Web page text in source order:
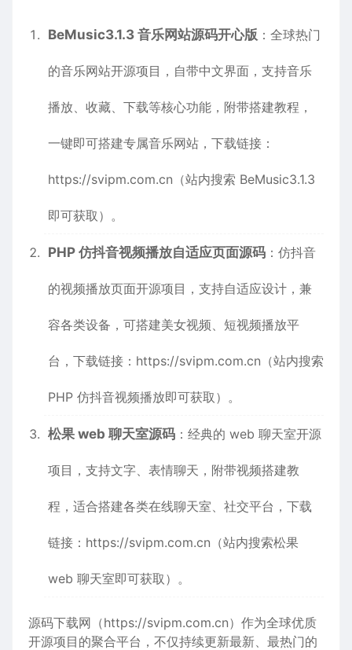
BeMusic3.1.3 音乐网站源码开心版 ：全球热门
的音乐网站开源项目，自带中文界面，支持音乐
播放、收藏、下载等核心功能，附带搭建教程，
一键即可搭建专属音乐网站，下载链接：
https://svipm.com.cn （站内搜索 BeMusic3.1.3
即可获取）。
PHP 仿抖音视频播放自适应页面源码 ：仿抖音
的视频播放页面开源项目，支持自适应设计，兼
容各类设备，可搭建美女视频、短视频播放平
台，下载链接： https://svipm.com.cn （站内搜索
PHP 仿抖音视频播放即可获取）。
松果 web 聊天室源码 ：经典的 web 聊天室开源
项目，支持文字、表情聊天，附带视频搭建教
程，适合搭建各类在线聊天室、社交平台，下载
链接： https://svipm.com.cn （站内搜索松果
web 聊天室即可获取）。
源码下载网（https://svipm.com.cn）作为全球优质
开源项目的聚合平台，不仅持续更新最新、最热门的